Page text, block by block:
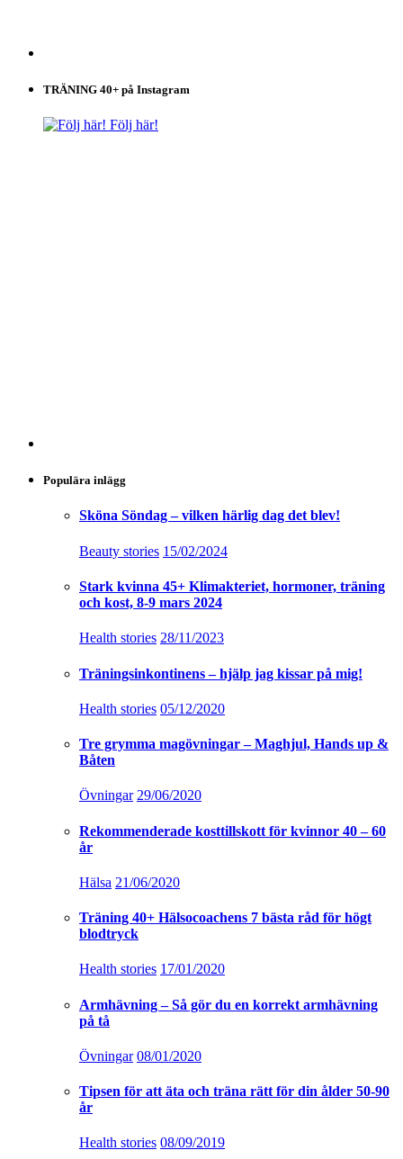
TRÄNING 40+ på Instagram
Följ här!
Populära inlägg
Sköna Söndag – vilken härlig dag det blev!
Beauty stories 15/02/2024
Stark kvinna 45+ Klimakteriet, hormoner, träning
och kost, 8-9 mars 2024
Health stories 28/11/2023
Träningsinkontinens – hjälp jag kissar på mig!
Health stories 05/12/2020
Tre grymma magövningar – Maghjul, Hands up &
Båten
Övningar 29/06/2020
Rekommenderade kosttillskott för kvinnor 40 – 60
år
Hälsa 21/06/2020
Träning 40+ Hälsocoachens 7 bästa råd för högt
blodtryck
Health stories 17/01/2020
Armhävning – Så gör du en korrekt armhävning
på tå
Övningar 08/01/2020
Tipsen för att äta och träna rätt för din ålder 50-90
år
Health stories 08/09/2019